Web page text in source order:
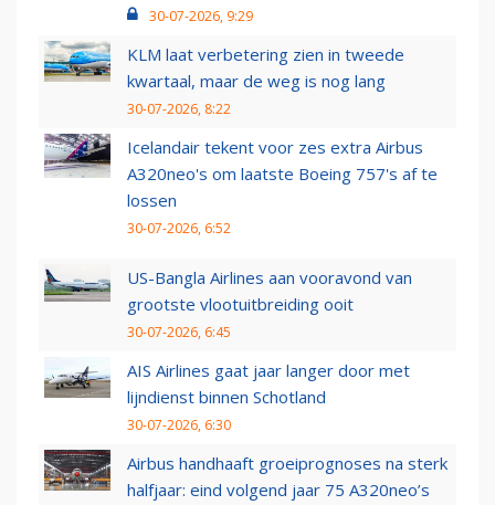
30-07-2026, 9:29
KLM laat verbetering zien in tweede
kwartaal, maar de weg is nog lang
30-07-2026, 8:22
Icelandair tekent voor zes extra Airbus
A320neo's om laatste Boeing 757's af te
lossen
30-07-2026, 6:52
US-Bangla Airlines aan vooravond van
grootste vlootuitbreiding ooit
30-07-2026, 6:45
AIS Airlines gaat jaar langer door met
lijndienst binnen Schotland
30-07-2026, 6:30
Airbus handhaaft groeiprognoses na sterk
halfjaar: eind volgend jaar 75 A320neo’s